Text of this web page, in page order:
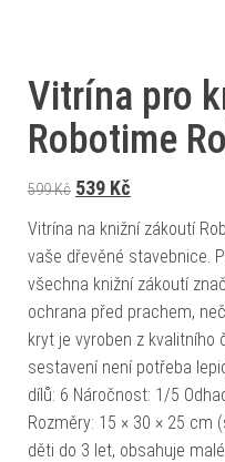
Vitrína pro
Robotime
599Kč Původní cena byla:
539 Kč
Vitrína na knižní zákoutí
vaše dřevěné stavebnice.
všechna knižní zákoutí
ochrana před prachem,
kryt je vyroben z kvalitního
sestavení není potřeba
dílů: 6 Náročnost: 1/5
Rozměry: 15 × 30 × 25 cm
děti do 3 let, obsahuje